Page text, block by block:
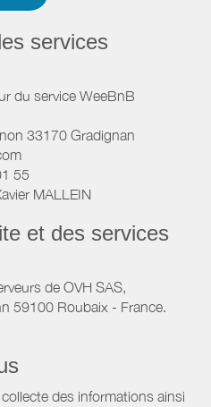
services
du service WeeBnB
33170 Gradignan
55
MALLEIN
et des services
de OVH SAS,
59100 Roubaix - France.
des informations ainsi